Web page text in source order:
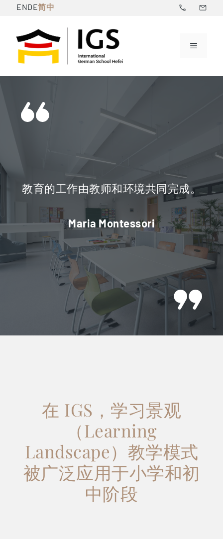
ENDE简中
菜
教育的工作由教师和环境共同完成。
Maria Montessori
在 IGS，学习景观
（Learning
Landscape）教学模式
被广泛应用于小学和初
中阶段